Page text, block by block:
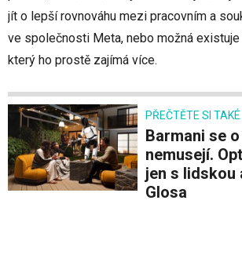
jít o lepší rovnováhu mezi pracovním a
ve společnosti Meta, nebo možná
který ho prostě zajímá více.
PŘEČTĚTE SI TAKÉ
Barmani se o práci bát
nemusejí.
jen s lidskou
Glosa